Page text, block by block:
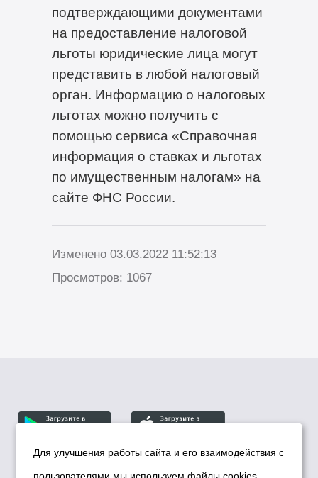
подтверждающими документами
на предоставление налоговой
льготы юридические лица могут
представить в любой налоговый
орган. Информацию о налоговых
льготах можно получить с
помощью сервиса «Справочная
информация о ставках и льготах
по имущественным налогам» на
сайте ФНС России.
Изменено 03.03.2022 11:52:13
Просмотров: 1067
Для улучшения работы сайта и его взаимодействия с